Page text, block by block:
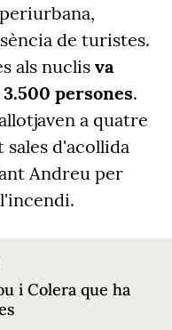
de turistes.
als nuclis va
persones.
a quatre
sales d'acollida
Andreu per
i Colera que ha